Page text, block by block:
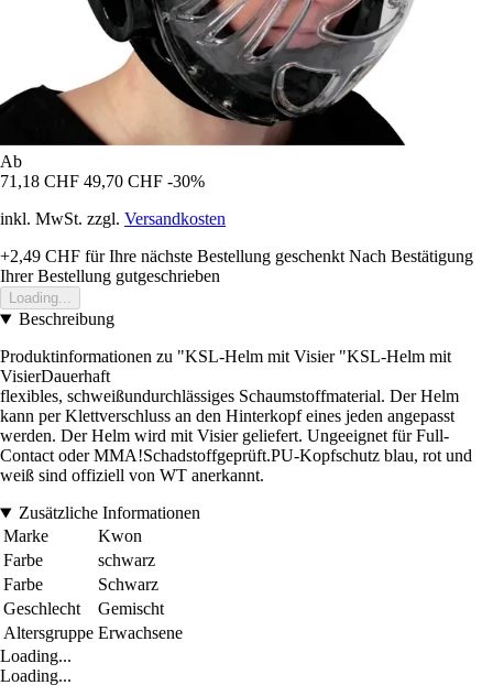
Ab
71,18 CHF 49,70 CHF -30%
inkl. MwSt. zzgl. Versandkosten
+2,49 CHF für Ihre nächste Bestellung geschenkt Nach Bestätigung
Ihrer Bestellung gutgeschrieben
Loading...
Beschreibung
Produktinformationen zu "KSL-Helm mit Visier "KSL-Helm mit
VisierDauerhaft
flexibles, schweißundurchlässiges Schaumstoffmaterial. Der Helm
kann per Klettverschluss an den Hinterkopf eines jeden angepasst
werden. Der Helm wird mit Visier geliefert. Ungeeignet für Full-
Contact oder MMA!Schadstoffgeprüft.PU-Kopfschutz blau, rot und
weiß sind offiziell von WT anerkannt.
Zusätzliche Informationen
Marke
Kwon
Farbe
schwarz
Farbe
Schwarz
Geschlecht
Gemischt
Altersgruppe Erwachsene
Loading...
Loading...